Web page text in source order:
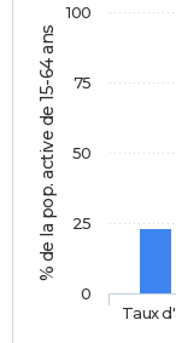
% de la pop. active de 15-64 ans
Taux
0
25
50
75
100